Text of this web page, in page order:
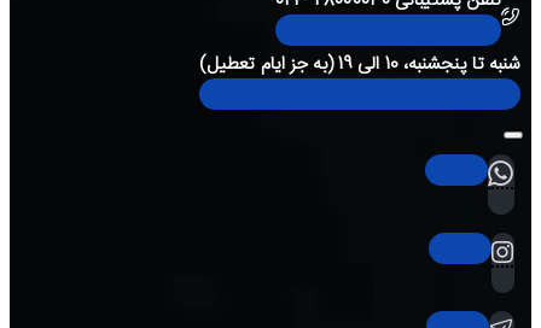
شنبه تا پنجشنبه، 10 الی 19 (به جز ایام تعطیل)